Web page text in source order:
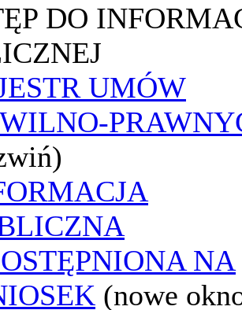
DO
UMÓW
NA
(nowe